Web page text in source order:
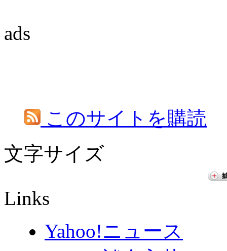
ads
このサイトを購読
文字サイズ
Links
Yahoo!ニュース